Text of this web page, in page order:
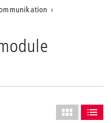
Layout